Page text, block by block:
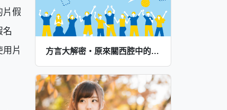
片假
名
片
方言大解密・原來關西腔中的這些字，是這些意思啊～